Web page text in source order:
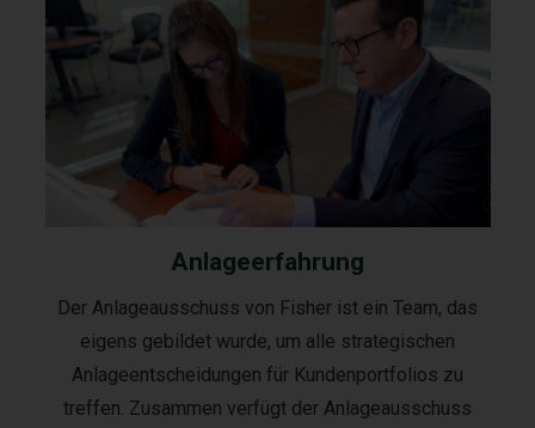
Anlageerfahrung
Der Anlageausschuss von Fisher ist ein Team, das
eigens gebildet wurde, um alle strategischen
Anlageentscheidungen für Kundenportfolios zu
treffen. Zusammen verfügt der Anlageausschuss